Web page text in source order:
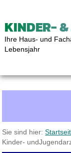
KINDER- &
Ihre Haus- und
Lebensjahr
Sie sind hier:
Kinder-